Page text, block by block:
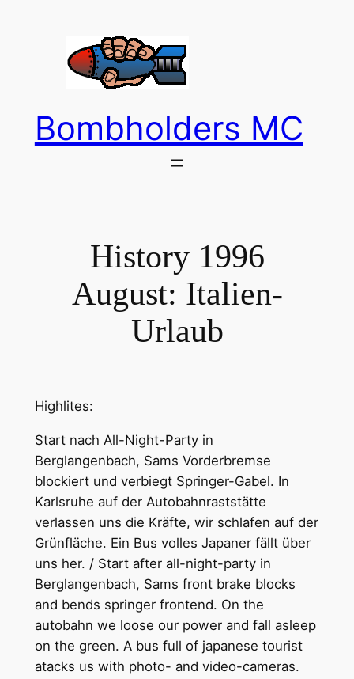
Bombholders MC
History 1996
August: Italien-
Urlaub
Highlites:
Start nach All-Night-Party in
Berglangenbach, Sams Vorderbremse
blockiert und verbiegt Springer-Gabel. In
Karlsruhe auf der Autobahnraststätte
verlassen uns die Kräfte, wir schlafen auf der
Grünfläche. Ein Bus volles Japaner fällt über
uns her. / Start after all-night-party in
Berglangenbach, Sams front brake blocks
and bends springer frontend. On the
autobahn we loose our power and fall asleep
on the green. A bus full of japanese tourist
atacks us with photo- and video-cameras.